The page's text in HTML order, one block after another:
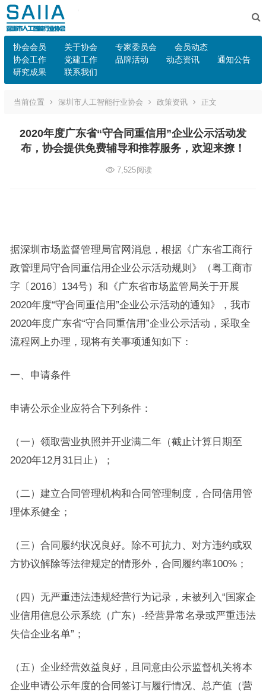
协会会员 关于协会 专家委员会
会员动态
协会工作
党建工作 品牌活动 动态资讯
通知公告
研究成果
联系我们
当前位置 深圳市人工智能行业协会 政策资讯 正文
2020年度广东省“守合同重信用”企业公示活动发
布，协会提供免费辅导和推荐服务，欢迎来撩！
7,525阅读
据深圳市场监督管理局官网消息，根据《广东省工商行
政管理局守合同重信用企业公示活动规则》（粤工商市
字〔2016〕134号）和《广东省市场监管局关于开展
2020年度“守合同重信用”企业公示活动的通知》，我市
2020年度广东省“守合同重信用”企业公示活动，采取全
流程网上办理，现将有关事项通知如下：
一、申请条件
申请公示企业应符合下列条件：
（一）领取营业执照并开业满二年（截止计算日期至
2020年12月31日止）；
（二）建立合同管理机构和合同管理制度，合同信用管
理体系健全；
（三）合同履约状况良好。除不可抗力、对方违约或双
方协议解除等法律规定的情形外，合同履约率100%；
（四）无严重违法违规经营行为记录，未被列入“国家企
业信用信息公示系统（广东）-经营异常名录或严重违法
失信企业名单”；
（五）企业经营效益良好，且同意由公示监督机关将本
企业申请公示年度的合同签订与履行情况、总产值（营